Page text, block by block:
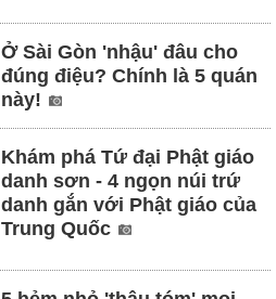
Ở Sài Gòn 'nhậu' đâu cho
đúng điệu? Chính là 5 quán
này!
Khám phá Tứ đại Phật giáo
danh sơn - 4 ngọn núi trứ
danh gắn với Phật giáo của
Trung Quốc